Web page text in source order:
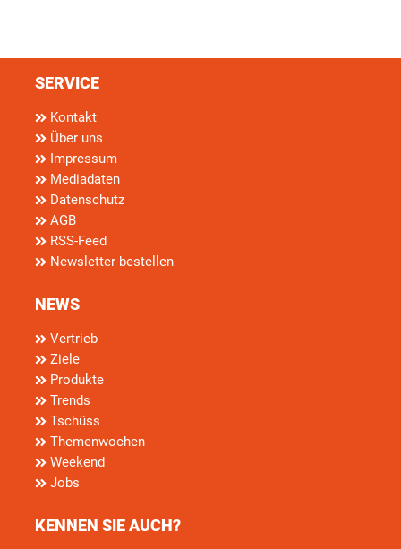
SERVICE
Kontakt
Über uns
Impressum
Mediadaten
Datenschutz
AGB
RSS-Feed
Newsletter bestellen
NEWS
Vertrieb
Ziele
Produkte
Trends
Tschüss
Themenwochen
Weekend
Jobs
KENNEN SIE AUCH?